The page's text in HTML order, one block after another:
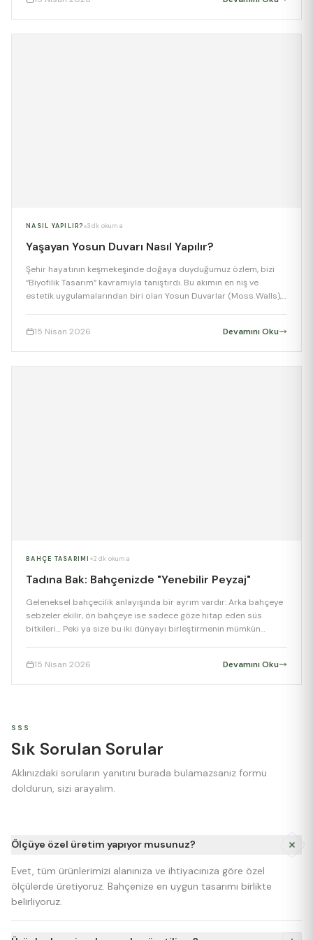
ekosistemdir. Peki, kendi bahçenizde bu doğal drenaj sistemini
nasıl kurarsınız? İşte rehberiniz: 1. […]
NASIL YAPILIR? 3 dk okuma
Yaşayan Yosun Duvarı Nasıl Yapılır?
Şehir hayatının keşmekeşinde doğaya duyduğumuz özlem, bizi
“Biyofilik Tasarım” kavramıyla tanıştırdı. Bu akımın en niş ve
estetik uygulamalarından biri olan Yosun Duvarlar (Moss Walls),
ellerinizle yapmanız da mümkün. Peki, evinizin havasını
değiştirecek bu dikey bahçeyi nasıl kurarsınız? İşte adım adım […]
15 Nisan 2026 Devamını Oku
BAHÇE TASARIMI 2 dk okuma
Tadına Bak: Bahçenizde "Yenebilir Peyzaj"
Geleneksel bahçecilik anlayışında bir ayrım vardır: Arka bahçeye
sebzeler ekilir, ön bahçeye ise sadece göze hitap eden süs
bitkileri… Peki ya size bu iki dünyayı birleştirmenin mümkün
bir bahçe hayal edin. İşte karşınızda; Yenebilir Peyzaj (Edible
Landscaping). Nedir Bu Yenebilir […]
15 Nisan 2026 Devamını Oku
SSS
Sık Sorulan Sorular
Aklınızdaki soruların yanıtını burada bulamazsanız formu
doldurun, sizi arayalım.
Ölçüye özel üretim yapıyor musunuz?
Evet, tüm ürünlerimizi alanınıza ve ihtiyacınıza göre özel
ölçülerde üretiyoruz. Bahçenize en uygun tasarımı birlikte
belirliyoruz.